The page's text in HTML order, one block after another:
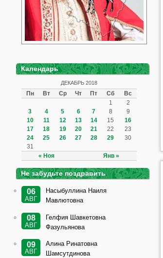
Календарь
ДЕКАБРЬ 2018
Пн Вт Ср Чт Пт Сб Вс
« Ноя Янв »
1
2
3
4 5 6 7 8
9
10
11 12 13 14 15
16
17
18 19 20 21 22
23
24
25 26 27 28 29
30
31
Не забудьте поздравить
06
АВГ
Насыбуллина Наиля
Мавлютовна
08
АВГ
Гелфия Шавкетовна
Фазульянова
09
АВГ
Алина Ринатовна
Шамсутдинова